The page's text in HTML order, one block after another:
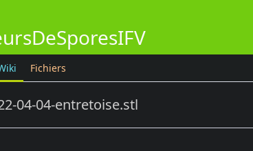
Fichiers
04-04-entretoise.stl